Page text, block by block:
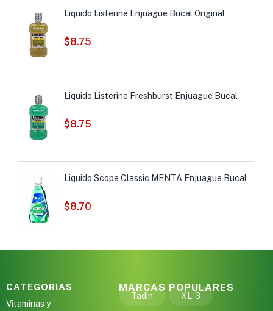
Liquido Listerine Enjuague Bucal Original
$8.75
Liquido Listerine Freshburst Enjuague Bucal
$8.75
Liquido Scope Classic MENTA Enjuague Bucal
$8.70
CATEGORIAS
Vitaminas y
MARCAS POPULARES
Tadin XL-3